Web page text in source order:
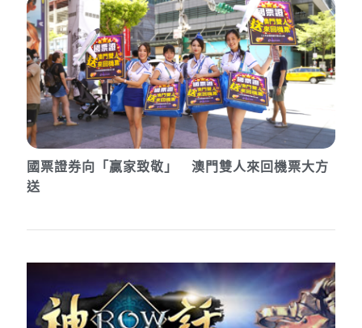
國票證券向「贏家致敬」 澳門雙人來回機票大方
送